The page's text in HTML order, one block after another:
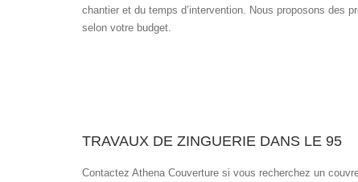
chantier et du temps d’intervention. Nous proposons des
selon votre budget.
TRAVAUX DE ZINGUERIE DANS LE 95
Contactez Athena Couverture si vous recherchez un